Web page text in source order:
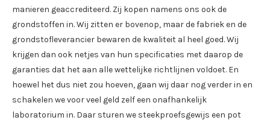
manieren geaccrediteerd. Zij kopen namens ons ook de
grondstoffen in. Wij zitten er bovenop, maar de fabriek en de
grondstofleverancier bewaren de kwaliteit al heel goed. Wij
krijgen dan ook netjes van hun specificaties met daarop de
garanties dat het aan alle wettelijke richtlijnen voldoet. En
hoewel het dus niet zou hoeven, gaan wij daar nog verder in en
schakelen we voor veel geld zelf een onafhankelijk
laboratorium in. Daar sturen we steekproefsgewijs een pot